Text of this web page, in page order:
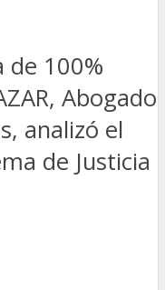
de 100%
Abogado
analizó el
de Justicia